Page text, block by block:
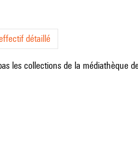
détaillé
les collections de la médiathèque